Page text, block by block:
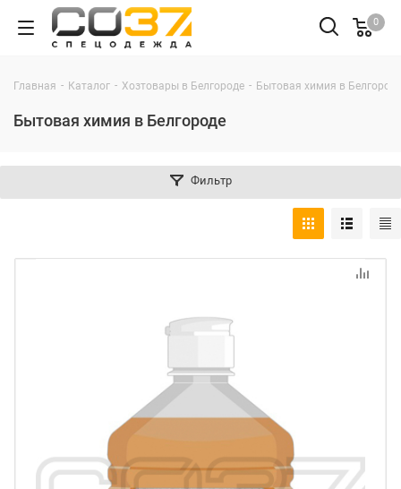
0
Главная - Каталог - Хозтовары в Белгороде - Бытовая химия в Белгороде
Бытовая химия в Белгороде
Фильтр